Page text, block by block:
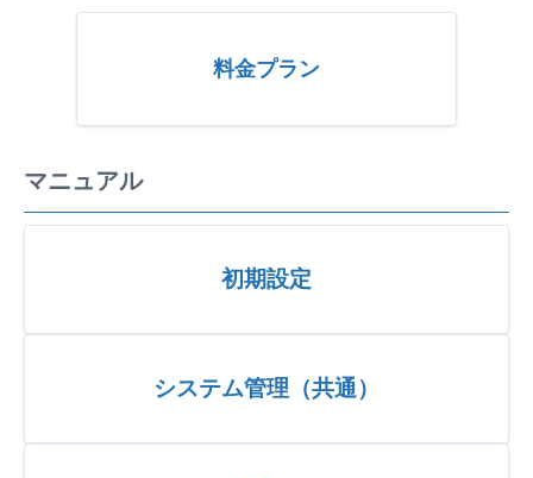
料金プラン
マニュアル
初期設定
システム管理（共通）